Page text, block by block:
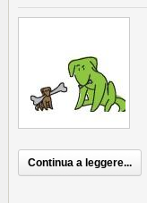
Continua a leggere...